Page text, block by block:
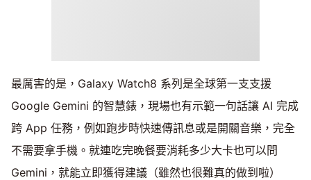
最厲害的是，Galaxy Watch8 系列是全球第一支支援
Google Gemini 的智慧錶，現場也有示範一句話讓 AI 完成
跨 App 任務，例如跑步時快速傳訊息或是開關音樂，完全
不需要拿手機。就連吃完晚餐要消耗多少大卡也可以問
Gemini，就能立即獲得建議（雖然也很難真的做到啦）